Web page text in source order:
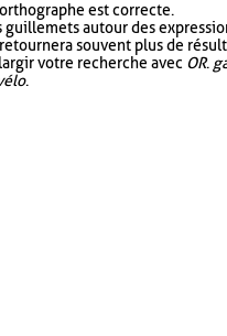
est correcte.
guillemets autour des
souvent plus de
votre recherche avec OR.
.